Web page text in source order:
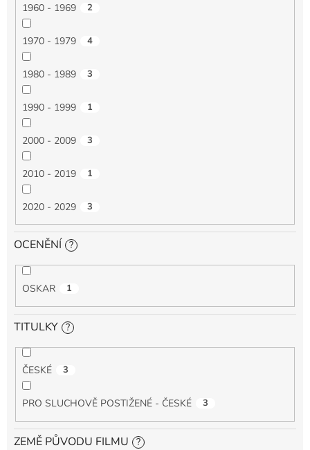
1960 - 1969 2
1970 - 1979 4
1980 - 1989 3
1990 - 1999 1
2000 - 2009 3
2010 - 2019 1
2020 - 2029 3
OCENĚNÍ ?
OSKAR 1
TITULKY ?
ČESKÉ 3
PRO SLUCHOVĚ POSTIŽENÉ - ČESKÉ 3
ZEMĚ PŮVODU FILMU ?